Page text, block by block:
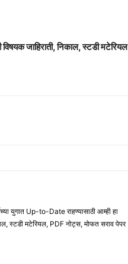
जाहिराती, निकाल, स्टडी मटेरियल
युगात Up-to-Date राहण्यासाठी आम्ही हा
स्टडी मटेरियल, PDF नोट्स, मोफत सराव पेपर